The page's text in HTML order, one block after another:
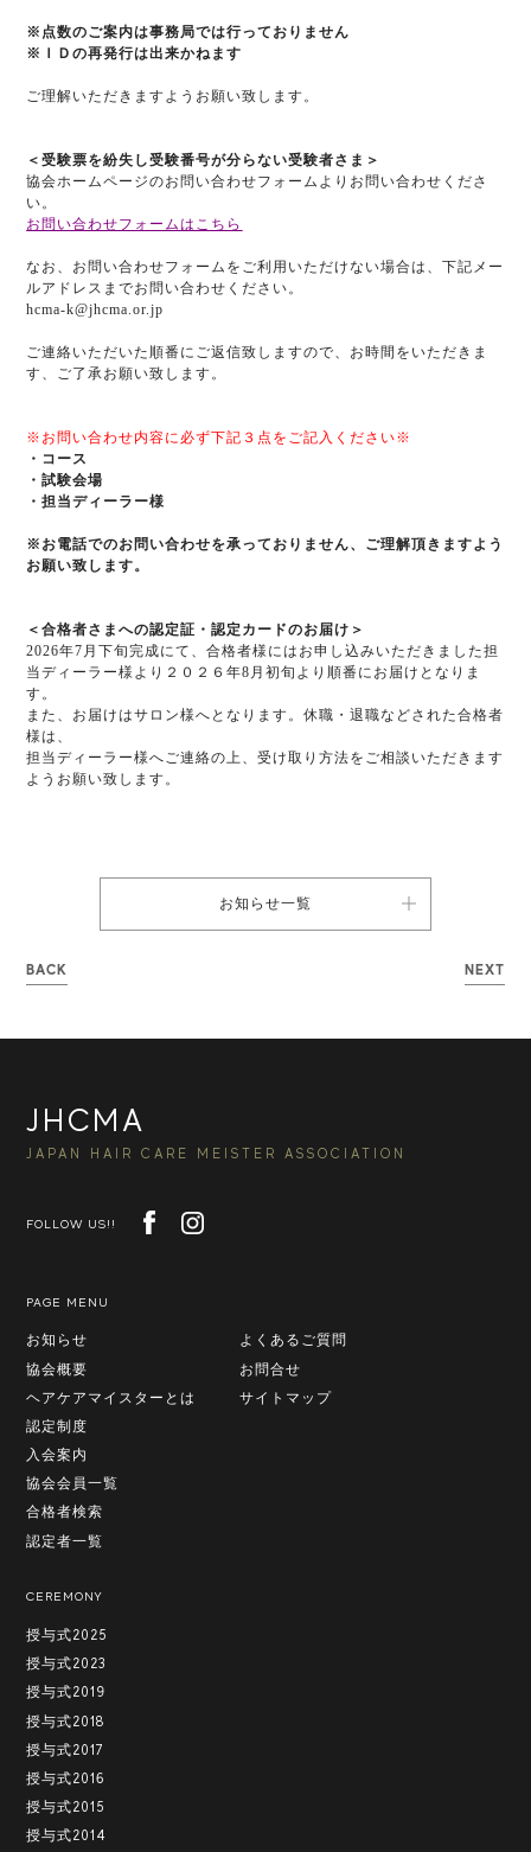
※ 点数のご案内は事務局では行っておりません
※ ＩＤの再発行は出来かねます
ご理解いただきますようお願い致します。
＜受験票を紛失し受験番号が分らない受験者さま＞
協会ホームページのお問い合わせフォームよりお問い合わせくださ
い。
お問い合わせフォームはこちら
なお、お問い合わせフォームをご利用いただけない場合は、下記メー
ルアドレスまでお問い合わせください。
hcma-k@jhcma.or.jp
ご連絡いただいた順番にご返信致しますので、お時間をいただきま
す、ご了承お願い致します。
※ お問い合わせ内容に必ず下記３点をご記入ください※
・コース
・試験会場
・担当ディーラー様
※ お電話でのお問い合わせを承っておりません、ご理解頂きますよう
お願い致します。
＜合格者さまへの認定証・認定カードのお届け＞
2026年7 月下旬完成にて、合格者様にはお申し込みいただきました担
当ディーラー様より２０２６年8 月初旬より順番にお届けとなりま
す。
また、お届けはサロン様へとなります。休職・退職などされた合格者
様は、
担当ディーラー様へご連絡の上、受け取り方法をご相談いただきます
ようお願い致します。
お知らせ一覧
BACK NEXT
JHCMA
JAPAN HAIR CARE MEISTER ASSOCIATION
FOLLOW US!!
PAGE MENU
お知らせ
協会概要
ヘアケアマイスターとは
認定制度
入会案内
協会会員一覧
合格者検索
認定者一覧
よくあるご質問
お問合せ
サイトマップ
CEREMONY
授与式2025
授与式2023
授与式2019
授与式2018
授与式2017
授与式2016
授与式2015
授与式2014